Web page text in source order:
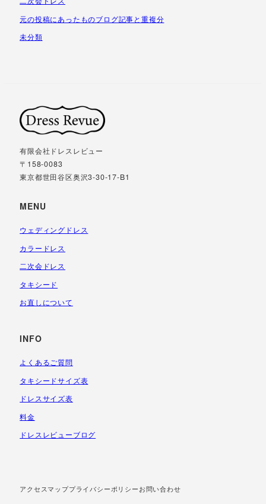
元の投稿にあったものブログ記事と重複分
未分類
有限会社ドレスレビュー
〒158-0083
東京都世田谷区奥沢3-30-17-B1
MENU
ウェディングドレス
カラードレス
二次会ドレス
タキシード
お直しについて
INFO
よくあるご質問
タキシードサイズ表
ドレスサイズ表
料金
ドレスレビューブログ
アクセスマッププライバシーポリシーお問い合わせ